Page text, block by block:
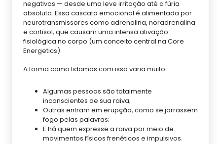
negativos — desde uma leve irritação até a fúria
absoluta. Essa cascata emocional é alimentada por
neurotransmissores como adrenalina, noradrenalina
e cortisol, que causam uma intensa ativação
fisiológica no corpo (um conceito central na Core
Energetics).
A forma como lidamos com isso varia muito:
Algumas pessoas são totalmente
inconscientes de sua raiva;
Outras entram em erupção, como se jorrassem
fogo pelas palavras;
E há quem expresse a raiva por meio de
movimentos físicos frenéticos e impulsivos.